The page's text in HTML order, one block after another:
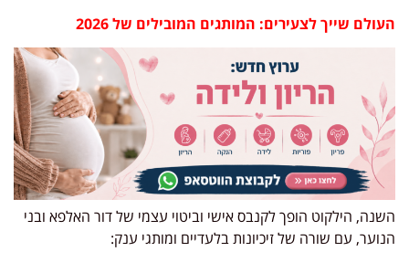
העולם שייך לצעירים: המותגים המובילים של 2026
השנה, הילקוט הופך לקנבס אישי וביטוי עצמי של דור האלפא ובני
הנוער, עם שורה של זיכיונות בלעדיים ומותגי ענק: